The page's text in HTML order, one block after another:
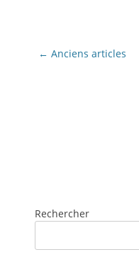
Navigation
← Anciens articles
Rechercher